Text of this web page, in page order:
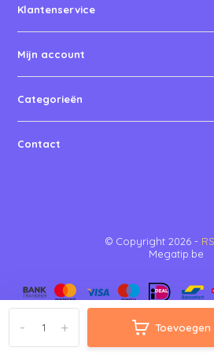
+
- Toevoegen
Klantenservice
Mijn account
Categorieën
Contact
© Copyright 2026 -
Megatip.be